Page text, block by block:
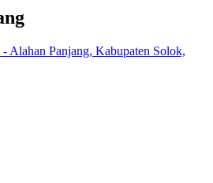
Alahan Panjang, Kabupaten Solok,